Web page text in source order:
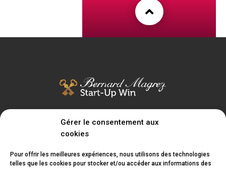
Gérer le consentement aux
cookies
Pour offrir les meilleures expériences, nous utilisons des technologies
telles que les cookies pour stocker et/ou accéder aux informations des

Bernard Magrez Start-Up Win est le tout premier incubateur de
Intéressé pour rejoindre l’incubateur ? Devenir
partenaire ou intervenir auprès de nos startups ?